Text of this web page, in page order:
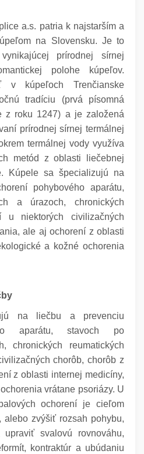
a.s. patria k najstarším a
na Slovensku. Je to
prírodnej sírnej
polohe kúpeľov.
v kúpeľoch Trenčianske
tradíciu (prvá písomná
z roku 1247) a je založená
prírodnej sírnej termálnej
termálnej vody využíva
metód z oblasti liečebnej
Kúpele sa špecializujú na
pohybového aparátu,
a úrazoch, chronických
u niektorých civilizačných
ale aj ochorení z oblasti
a kožné ochorenia
na liečbu a prevenciu
aparátu, stavoch po
chronických reumatických
chorôb, chorôb z
z oblasti internej medicíny,
vrátane psoriázy. U
ochorení je cieľom
zvýšiť rozsah pohybu,
svalovú rovnováhu,
kontraktúr a ubúdaniu